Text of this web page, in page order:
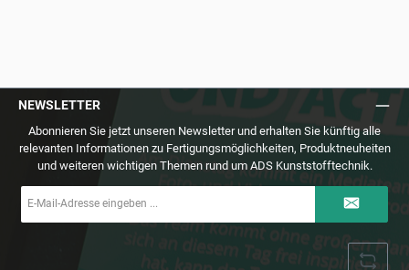
NEWSLETTER
Abonnieren Sie jetzt unseren Newsletter und erhalten Sie künftig alle
relevanten Informationen zu Fertigungsmöglichkeiten, Produktneuheiten
und weiteren wichtigen Themen rund um ADS Kunststofftechnik.
Mail-